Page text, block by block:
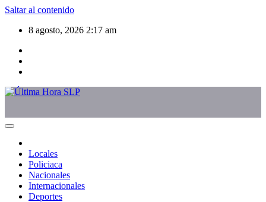
Saltar al contenido
8 agosto, 2026 2:17 am
Locales
Policiaca
Nacionales
Internacionales
Deportes